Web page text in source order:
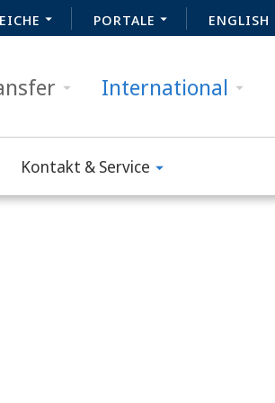
PORTALE ENGLISH
International
Kontakt & Service